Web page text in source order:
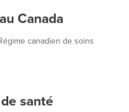
Canada
canadien de soins
santé